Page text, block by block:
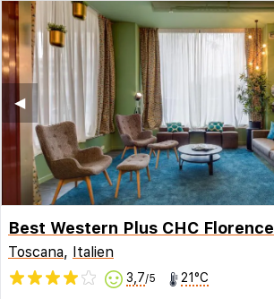
◀︎
Best Western Plus CHC Florence
Toscana, Italien
3,7/5 21°C